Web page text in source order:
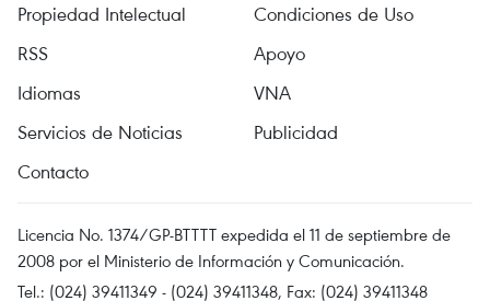
Propiedad Intelectual
Condiciones de Uso
RSS
Apoyo
Idiomas
VNA
Servicios de Noticias
Publicidad
Contacto
Licencia No. 1374/GP-BTTTT expedida el 11 de septiembre de
2008 por el Ministerio de Información y Comunicación.
Tel.: (024) 39411349 - (024) 39411348, Fax: (024) 39411348